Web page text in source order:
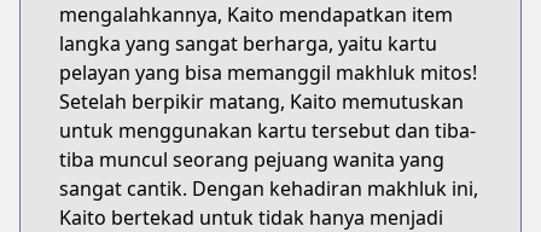
mengalahkannya, Kaito mendapatkan item
langka yang sangat berharga, yaitu kartu
pelayan yang bisa memanggil makhluk mitos!
Setelah berpikir matang, Kaito memutuskan
untuk menggunakan kartu tersebut dan tiba-
tiba muncul seorang pejuang wanita yang
sangat cantik. Dengan kehadiran makhluk ini,
Kaito bertekad untuk tidak hanya menjadi